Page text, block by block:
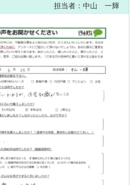
担当者：中山 一輝